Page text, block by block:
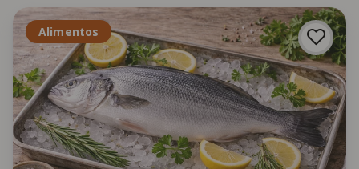
Alimentos